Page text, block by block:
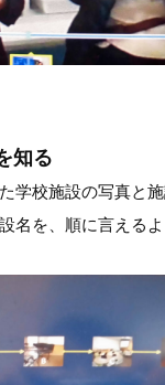
知る
学校施設の写真と
名を、順に言える